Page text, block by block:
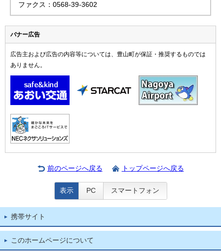
ファクス：0568-39-3602
バナー広告
広告主および広告の内容等については、豊山町が保証・推奨するものでは
ありません。
前のページへ戻る トップページへ戻る
表示 PC スマートフォン
携帯サイト
このホームページについて